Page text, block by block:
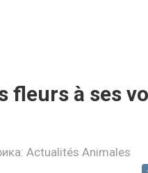
fleurs à ses
Actualités Animales